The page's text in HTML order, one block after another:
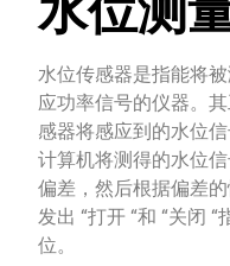
水位传感器是指能将
应功率信号的仪器。
感器将感应到的水位
计算机将测得的水位
偏差，然后根据偏差
发出 “打开 “和 “关闭
位。